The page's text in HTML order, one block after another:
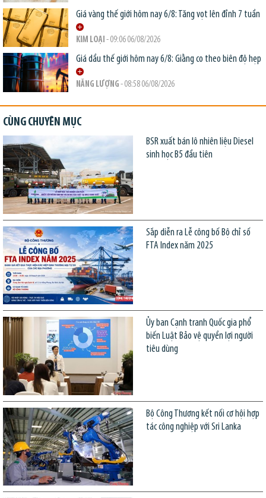
Giá vàng thế giới hôm nay 6/8: Tăng vọt lên đỉnh 7 tuần
KIM LOẠI - 09:06 06/08/2026
Giá dầu thế giới hôm nay 6/8: Giằng co theo biên độ hẹp
NĂNG LƯỢNG - 08:58 06/08/2026
CÙNG CHUYÊN MỤC
BSR xuất bán lô nhiên liệu Diesel
sinh học B5 đầu tiên
Sắp diễn ra Lễ công bố Bộ chỉ số
FTA Index năm 2025
Ủy ban Cạnh tranh Quốc gia phổ
biến Luật Bảo vệ quyền lợi người
tiêu dùng
Bộ Công Thương kết nối cơ hội hợp
tác công nghiệp với Sri Lanka